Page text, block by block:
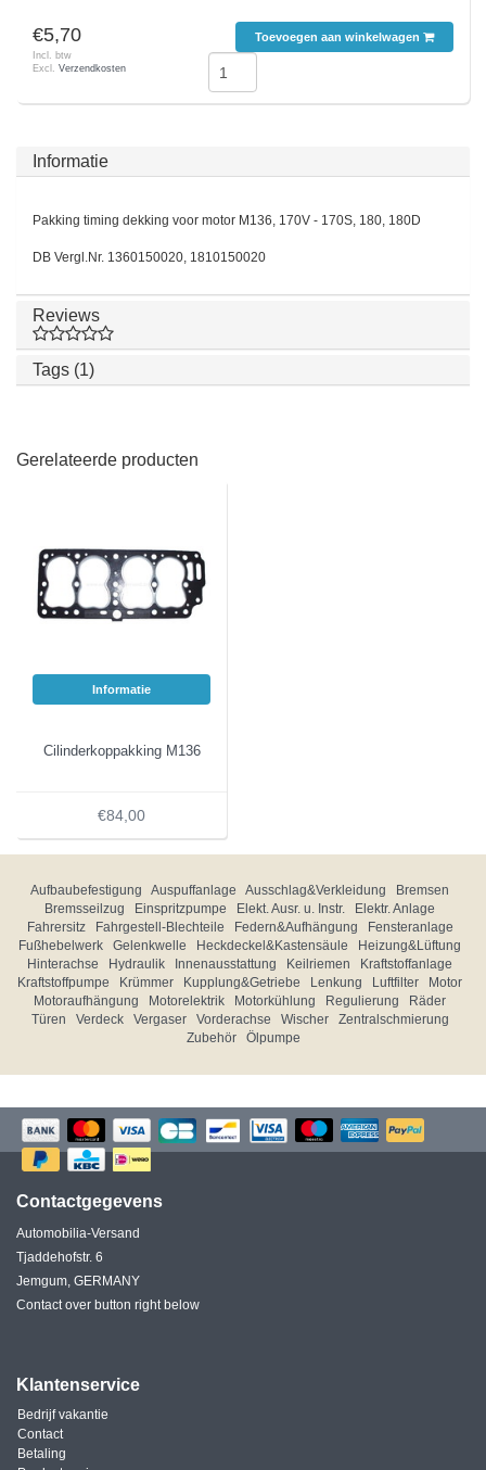
€5,70
Incl. btw
Excl. Verzendkosten
Toevoegen aan winkelwagen
Informatie
Pakking timing dekking voor motor M136, 170V - 170S, 180, 180D
DB Vergl.Nr. 1360150020, 1810150020
Reviews
Tags (1)
Gerelateerde producten
Informatie
Cilinderkoppakking M136
€84,00
Aufbaubefestigung Auspuffanlage Ausschlag&Verkleidung
Bremsen
Bremsseilzug
Einspritzpumpe Elekt. Ausr. u. Instr.
Elektr. Anlage
Fahrersitz
Fahrgestell-Blechteile Federn&Aufhängung
Fensteranlage
Fußhebelwerk
Gelenkwelle Heckdeckel&Kastensäule
Heizung&Lüftung
Hinterachse
Hydraulik Innenausstattung Keilriemen
Kraftstoffanlage
Kraftstoffpumpe
Krümmer Kupplung&Getriebe Lenkung Luftfilter
Motor
Motoraufhängung
Motorelektrik Motorkühlung Regulierung
Räder
Türen
Verdeck Vergaser Vorderachse Wischer
Zentralschmierung
Zubehör
Ölpumpe
Contactgegevens
Automobilia-Versand
Tjaddehofstr. 6
Jemgum, GERMANY
Contact over button right below
Klantenservice
Bedrijf vakantie
Contact
Betaling